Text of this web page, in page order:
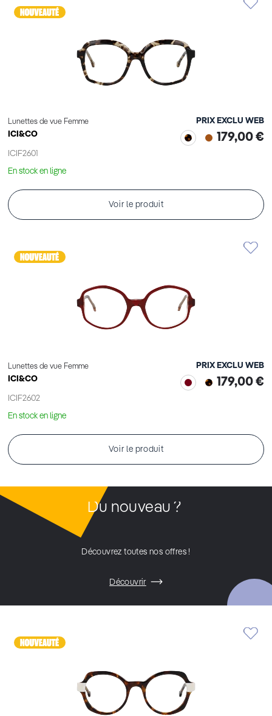
Lunettes de vue Femme
ICI&CO
ICIF2601
PRIX EXCLU WEB
179,00 €
En stock en ligne
Voir le produit
Lunettes de vue Femme
ICI&CO
ICIF2602
PRIX EXCLU WEB
179,00 €
En stock en ligne
Voir le produit
Du nouveau ?
Découvrez toutes nos offres !
Découvrir